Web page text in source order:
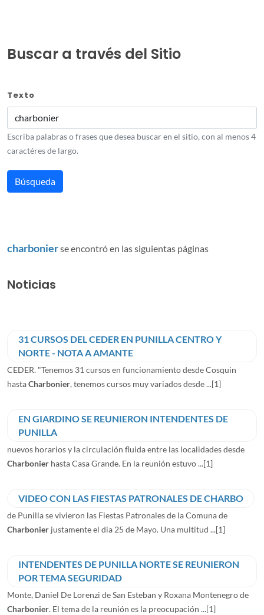
Buscar a través del Sitio
Texto
Escriba palabras o frases que desea buscar en el sitio, con al menos 4
caractéres de largo.
charbonierse encontró en las siguientas páginas
Noticias
31 CURSOS DEL CEDER EN PUNILLA CENTRO Y
NORTE - NOTA A AMANTE
CEDER. "Tenemos 31 cursos en funcionamiento desde Cosquin
hastaCharbonier, tenemos cursos muy variados desde ...[1]
EN GIARDINO SE REUNIERON INTENDENTES DE
PUNILLA
nuevos horarios y la circulación fluida entre las localidades desde
Charbonier hasta Casa Grande. En la reunión estuvo ...[1]
VIDEO CON LAS FIESTAS PATRONALES DE CHARBO
de Punilla se vivieron las Fiestas Patronales de la Comuna de
Charbonier justamente el dia 25 de Mayo. Una multitud ...[1]
INTENDENTES DE PUNILLA NORTE SE REUNIERON
POR TEMA SEGURIDAD
Monte, Daniel De Lorenzi de San Esteban y Roxana Montenegro de
Charbonier. El tema de la reunión es la preocupación ...[1]